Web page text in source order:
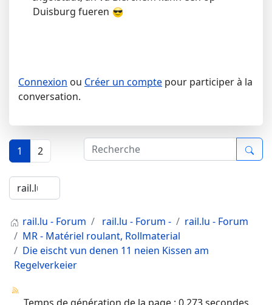
Duisburg fueren
Connexion ou Créer un compte pour participer à la
conversation.
1 2
rail.lu - Forum rail.lu - Forum -
rail.lu - Forum
MR - Matériel roulant, Rollmaterial
Die eischt vun denen 11 neien Kissen am
Regelverkeier